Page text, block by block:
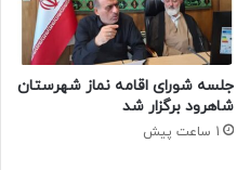
جلسه شورای اقامه نماز شهرستان
شاهرود برگزار شد
1 ساعت پیش